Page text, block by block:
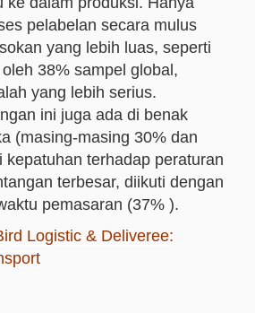
pelabelan secara mulus
yang lebih luas, seperti
38% sampel global,
yang lebih serius.
ini juga ada di benak
(masing-masing 30% dan
kepatuhan terhadap peraturan
terbesar, diikuti dengan
pemasaran (37% ).
Logistic & Deliveree: